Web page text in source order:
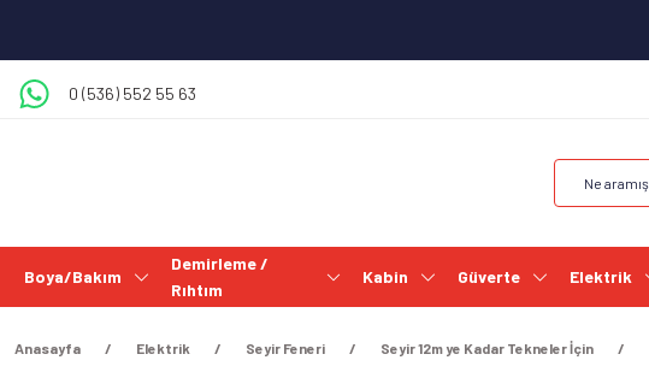
0 (536) 552 55 63
Boya/Bakım
Demirleme /
Rıhtım
Kabin Güverte Elektrik
Anasayfa Elektrik Seyir Feneri Seyir 12m ye Kadar Tekneler İçin